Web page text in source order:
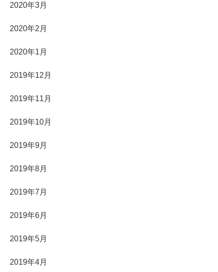
2020年3月
2020年2月
2020年1月
2019年12月
2019年11月
2019年10月
2019年9月
2019年8月
2019年7月
2019年6月
2019年5月
2019年4月